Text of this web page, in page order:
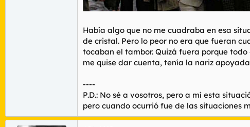
Había algo que no me cuadraba en esa
de cristal. Pero lo peor no era que fueran
tocaban el tambor. Quizá fuera porque
me quise dar cuenta, tenía la nariz
----
P.D.: No sé a vosotros, pero a mí esta
pero cuando ocurrió fue de las situaciones